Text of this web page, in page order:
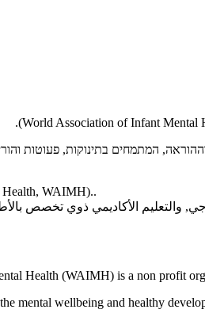
המתמחים בתינוקות, פעוטות
Health, WAIMH)..
والتعليم الأكاديمي ذوي تخصص
Health (WAIMH) is a non profit
mental wellbeing and healthy